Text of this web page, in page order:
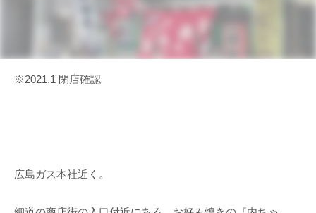
※2021.1 閉店確認
広島ガス本社近く。